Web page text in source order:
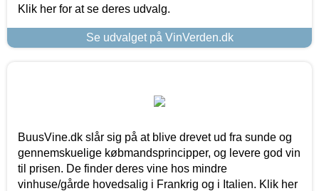
Klik her for at se deres udvalg.
Se udvalget på VinVerden.dk
BuusVine.dk slår sig på at blive drevet ud fra sunde og
gennemskuelige købmandsprincipper, og levere god vin
til prisen. De finder deres vine hos mindre
vinhuse/gårde hovedsalig i Frankrig og i Italien. Klik her